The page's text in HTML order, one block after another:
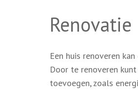
Renovatie
Een huis renoveren
Door te renoveren
toevoegen, zoals